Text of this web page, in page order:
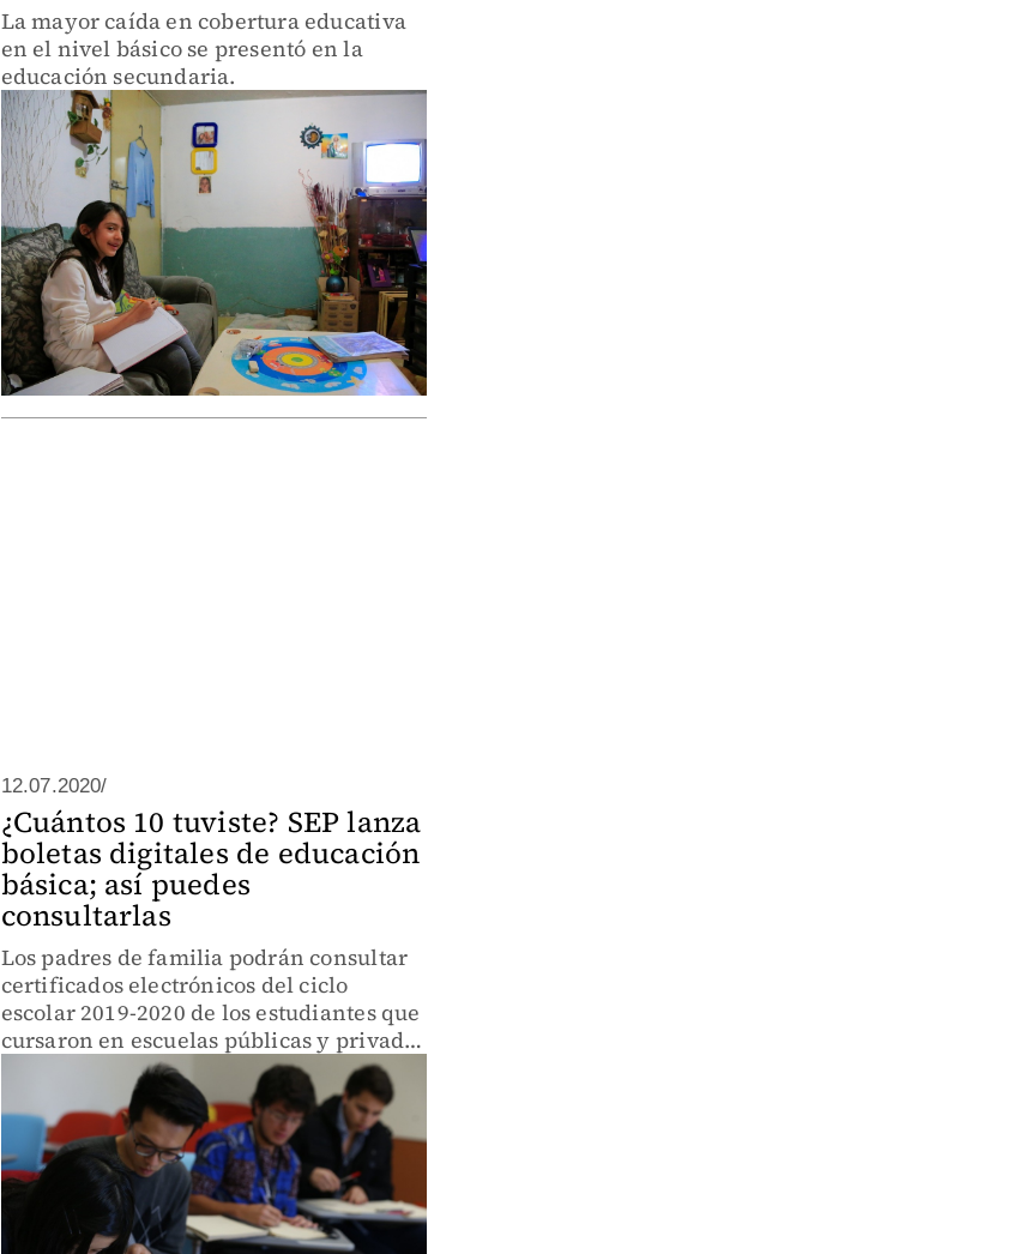
La mayor caída en cobertura educativa
en el nivel básico se presentó en la
educación secundaria.
12.07.2020/
¿Cuántos 10 tuviste? SEP lanza
boletas digitales de educación
básica; así puedes
consultarlas
Los padres de familia podrán consultar
certificados electrónicos del ciclo
escolar 2019-2020 de los estudiantes que
cursaron en escuelas públicas y privadas
en la Ciudad de México.